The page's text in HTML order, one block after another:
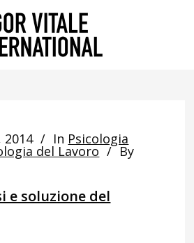
2014 In Psicologia
del Lavoro By
e soluzione del